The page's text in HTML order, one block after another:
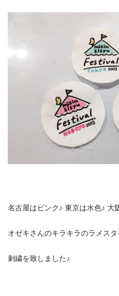
名古屋はピンク♪ 東京は水色♪ 大
オゼキさんのキラキラのラメス
刺繍を致しました♪